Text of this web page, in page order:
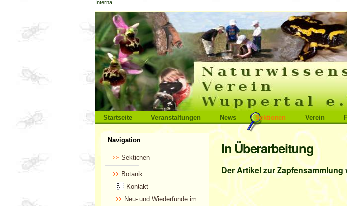
Direkt
zum
Inhalt
|
Direkt
zur
Navigation
Sektionen
Startseite Veranstaltungen News Sektionen Verein
Benutzerspezifische
Interna
In Überarbeitung
Der Artikel zur Zapfensammlung
Navigation
Sektionen
Botanik
Kontakt
Neu- und Wiederfunde im